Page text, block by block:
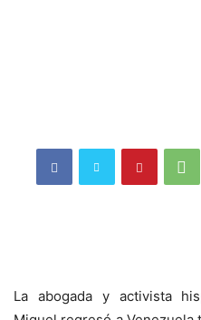
La abogada y activista